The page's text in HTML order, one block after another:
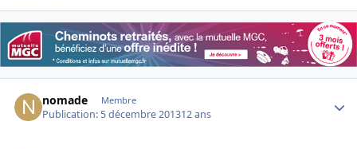
nomade Membre
Publication: 5 décembre 201312 ans